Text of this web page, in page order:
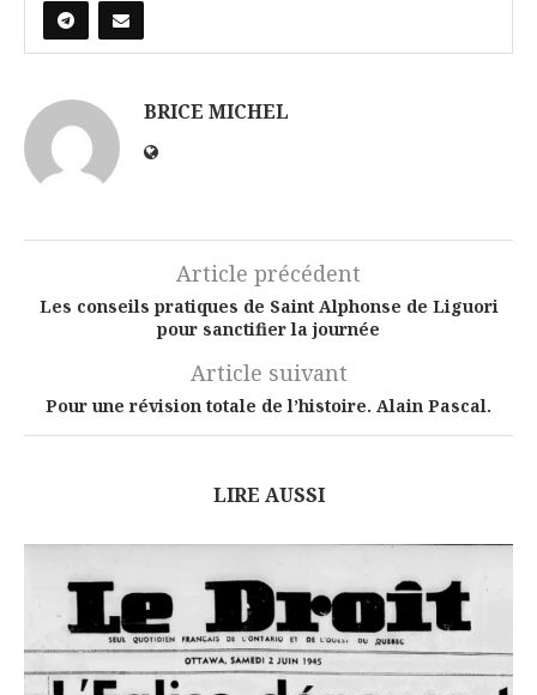
BRICE MICHEL
Article précédent
Les conseils pratiques de Saint Alphonse de Liguori
pour sanctifier la journée
Article suivant
Pour une révision totale de l’histoire. Alain Pascal.
LIRE AUSSI